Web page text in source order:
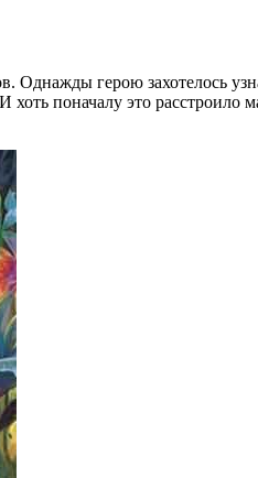
герою захотелось
хоть поначалу это